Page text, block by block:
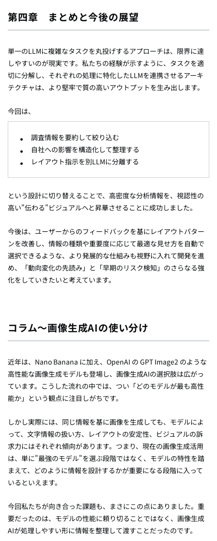
第四章 まとめと今後の展望
単一のLLMに複雑なタスクを丸投げするアプローチは、限界に達
しやすいのが現実です。私たちの経験が示すように、タスクを適
切に分解し、それぞれの処理に特化したLLMを連携させるアーキ
テクチャは、より堅牢で質の高いアウトプットを生み出します。
今回は、
調査情報を要約して絞り込む
自社への影響を構造化して整理する
レイアウト指示を別LLMに分離する
という設計に切り替えることで、高密度な分析情報を、視認性の
高い"伝わる"ビジュアルへと昇華させることに成功しました。
今後は、ユーザーからのフィードバックを基にレイアウトパター
ンを改善し、情報の種類や重要度に応じて最適な見せ方を自動で
選択できるような、より発展的な仕組みも視野に入れて開発を進
め、「動向変化の先読み」と「早期のリスク検知」のさらなる強
化をしていきたいと考えています。
コラム〜画像生成AIの使い分け
近年は、Nano Banana に加え、OpenAI の GPT Image2 のような
高性能な画像生成モデルも登場し、画像生成AIの選択肢は広がっ
ています。こうした流れの中では、つい「どのモデルが最も高性
能か」という観点に注目しがちです。
しかし実際には、同じ情報を基に画像を生成しても、モデルによ
って、文字情報の扱い方、レイアウトの安定性、ビジュアルの訴
求力にはそれぞれ傾向があります。つまり、現在の画像生成活用
は、単に"最強のモデル"を選ぶ段階ではなく、モデルの特性を踏
まえて、どのように情報を設計するかが重要になる段階に入って
いるといえます。
今回私たちが向き合った課題も、まさにこの点にありました。重
要だったのは、モデルの性能に頼り切ることではなく、画像生成
AIが処理しやすい形に情報を整理して渡すことだったのです。